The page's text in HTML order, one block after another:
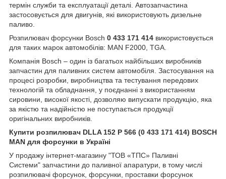
термін служби та експлуатації деталі. Автозапчастина
застосовується для двигунів, які використовують дизельне
паливо.
Розпилювач форсунки Bosch 0 433 171 414 використовується
для таких марок автомобілів: MAN F2000, TGA.
Компанія Bosch – один із багатьох найбільших виробників
запчастин для паливних систем автомобіля. Застосування на
процесі розробки, виробництва та тестування передових
технологій та обладнання, у поєднанні з використанням
сировини, високої якості, дозволяю випускати продукцію, яка
за якістю та надійністю не поступається продукції
оригінальних виробників.
Купити розпилювач DLLA 152 P 566 (0 433 171 414) BOSCH
MAN для форсунки в Україні
У продажу інтернет-магазину "ТОВ «ТПС» Паливні
Системи" запчастини до паливної апаратури, в тому числі
розпилювачі форсунок, форсунки, проставки форсунок